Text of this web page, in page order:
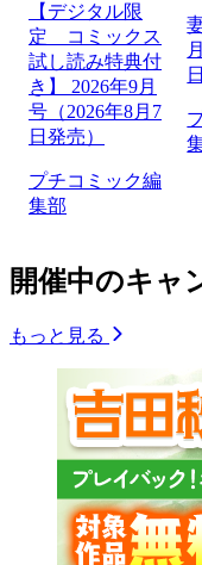
【デジタル限
定 コミックス
試し読み特典付
き】 2026年9月
号（2026年8月7
日発売）
プチコミック編
集部
開催中のキャ
もっと見る